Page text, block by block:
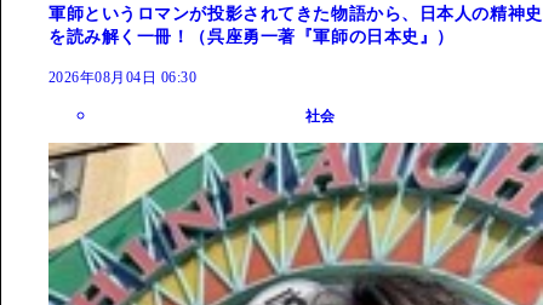
軍師というロマンが投影されてきた物語から、日本人の精神史
を読み解く一冊！（呉座勇一著『軍師の日本史』）
2026年08月04日 06:30
社会